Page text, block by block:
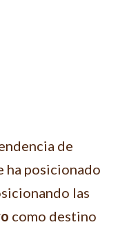
de
ha posicionado
las
como destino